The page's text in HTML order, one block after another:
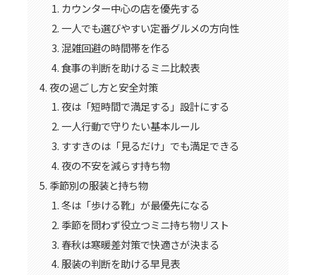
カウンター中心の店を優先する
一人でも選びやすい定番グルメの方向性
混雑回避の時間帯を作る
食事の判断を助けるミニ比較表
夜の過ごし方と安全対策
夜は「短時間で満足する」設計にする
一人行動で守りたい基本ルール
すすきのは「見るだけ」でも満足できる
夜の不安を減らす持ち物
季節別の服装と持ち物
冬は「歩ける靴」が最優先になる
季節を問わず役立つミニ持ち物リスト
春秋は寒暖差対策で快適さが決まる
服装の判断を助ける早見表